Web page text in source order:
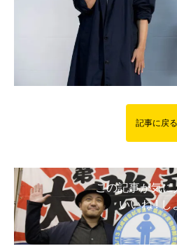
記事に戻る
この記事が気に
いいね ! し